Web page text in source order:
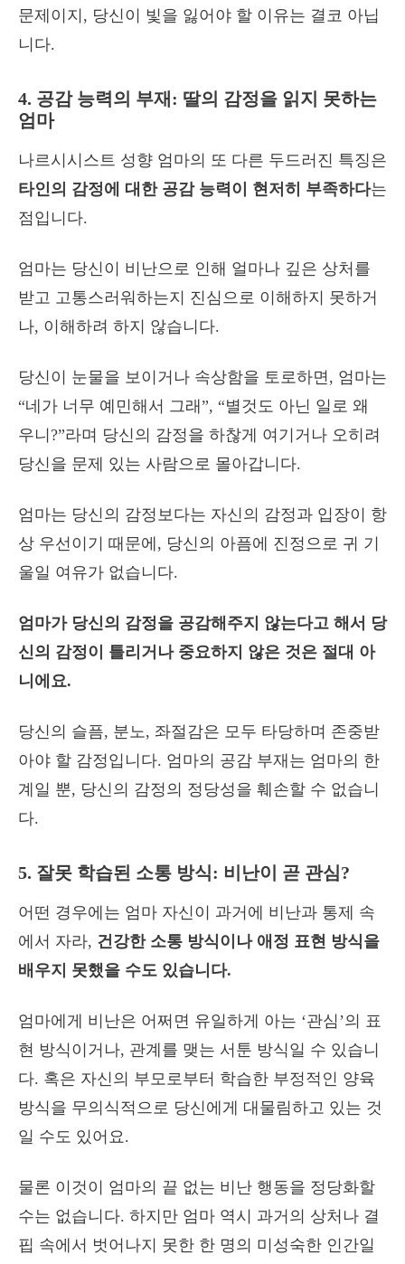
문제이지, 당신이 빛을 잃어야 할 이유는 결코 아닙
니다.
4. 공감 능력의 부재: 딸의 감정을 읽지 못하는
엄마
나르시시스트 성향 엄마의 또 다른 두드러진 특징은
타인의 감정에 대한 공감 능력이 현저히 부족하다는
점입니다.
엄마는 당신이 비난으로 인해 얼마나 깊은 상처를
받고 고통스러워하는지 진심으로 이해하지 못하거
나, 이해하려 하지 않습니다.
당신이 눈물을 보이거나 속상함을 토로하면, 엄마는
“네가 너무 예민해서 그래”, “별것도 아닌 일로 왜
우니?”라며 당신의 감정을 하찮게 여기거나 오히려
당신을 문제 있는 사람으로 몰아갑니다.
엄마는 당신의 감정보다는 자신의 감정과 입장이 항
상 우선이기 때문에, 당신의 아픔에 진정으로 귀 기
울일 여유가 없습니다.
엄마가 당신의 감정을 공감해주지 않는다고 해서 당
신의 감정이 틀리거나 중요하지 않은 것은 절대 아
니에요.
당신의 슬픔, 분노, 좌절감은 모두 타당하며 존중받
아야 할 감정입니다. 엄마의 공감 부재는 엄마의 한
계일 뿐, 당신의 감정의 정당성을 훼손할 수 없습니
다.
5. 잘못 학습된 소통 방식: 비난이 곧 관심?
어떤 경우에는 엄마 자신이 과거에 비난과 통제 속
에서 자라, 건강한 소통 방식이나 애정 표현 방식을
배우지 못했을 수도 있습니다.
엄마에게 비난은 어쩌면 유일하게 아는 ‘관심’의 표
현 방식이거나, 관계를 맺는 서툰 방식일 수 있습니
다. 혹은 자신의 부모로부터 학습한 부정적인 양육
방식을 무의식적으로 당신에게 대물림하고 있는 것
일 수도 있어요.
물론 이것이 엄마의 끝 없는 비난 행동을 정당화할
수는 없습니다. 하지만 엄마 역시 과거의 상처나 결
핍 속에서 벗어나지 못한 한 명의 미성숙한 인간일